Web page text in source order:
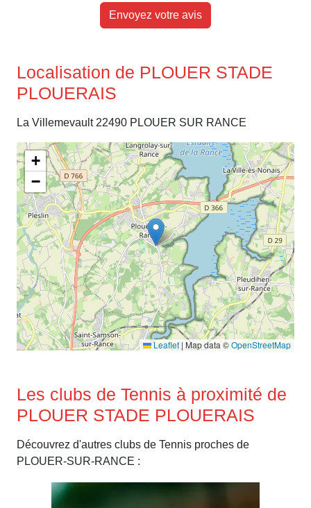
Envoyez votre avis
Localisation de PLOUER STADE
PLOUERAIS
La Villemevault 22490 PLOUER SUR RANCE
+
−
Leaflet | Map data ©OpenStreetMap
Les clubs de Tennis à proximité de
PLOUER STADE PLOUERAIS
Découvrez d'autres clubs de Tennis proches de
PLOUER-SUR-RANCE :